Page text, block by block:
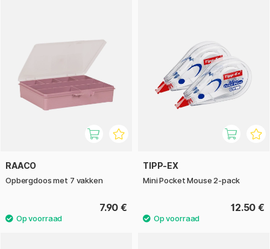
RAACO
Opbergdoos met 7 vakken
7.90 €
TIPP-EX
Mini Pocket Mouse 2-pack
12.50 €